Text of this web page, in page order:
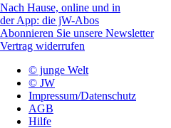
Nach Hause, online und in
der App: die jW-Abos
Abonnieren Sie unsere Newsletter
Vertrag widerrufen
© junge Welt
© JW
Impressum/Datenschutz
AGB
Hilfe